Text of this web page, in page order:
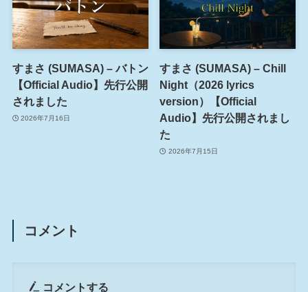
すまさ (SUMASA) – バトン
【Official Audio】先行公開
されました
2026年7月16日
すまさ (SUMASA) – Chill
Night（2026 lyrics
version）【Official
Audio】先行公開されまし
た
2026年7月15日
コメント
コメントする